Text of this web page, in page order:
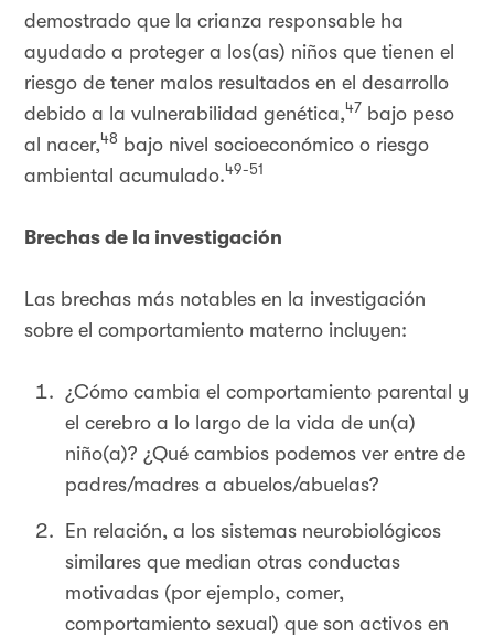
demostrado que la crianza responsable ha
ayudado a proteger a los(as) niños que tienen el
riesgo de tener malos resultados en el desarrollo
debido a la vulnerabilidad genética,47 bajo peso
al nacer,48 bajo nivel socioeconómico o riesgo
ambiental acumulado.49-51
Brechas de la investigación
Las brechas más notables en la investigación
sobre el comportamiento materno incluyen:
¿Cómo cambia el comportamiento parental y
el cerebro a lo largo de la vida de un(a)
niño(a)? ¿Qué cambios podemos ver entre de
padres/madres a abuelos/abuelas?
En relación, a los sistemas neurobiológicos
similares que median otras conductas
motivadas (por ejemplo, comer,
comportamiento sexual) que son activos en